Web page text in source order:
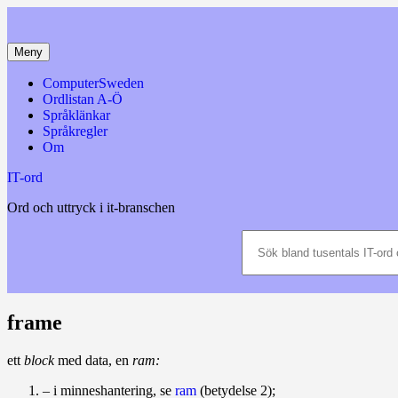
innehåll
Meny
ComputerSweden
Ordlistan A-Ö
Språklänkar
Språkregler
Om
IT-ord
Ord och uttryck i it-branschen
bland
frame
ett blockmed data, en ram:
– i minneshantering, se ram (betydelse 2);